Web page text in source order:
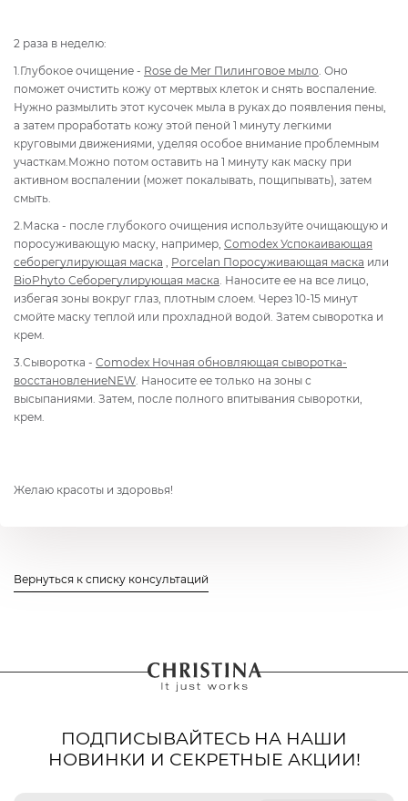
2 раза в неделю:
1.Глубокое очищение - Rose de Mer Пилинговое мыло . Оно
поможет очистить кожу от мертвых клеток и снять воспаление.
Нужно размылить этот кусочек мыла в руках до появления пены,
а затем проработать кожу этой пеной 1 минуту легкими
круговыми движениями, уделяя особое внимание проблемным
участкам.Можно потом оставить на 1 минуту как маску при
активном воспалении (может покалывать, пощипывать), затем
смыть.
2.Маска - после глубокого очищения используйте очищающую и
поросуживающую маску, например, Comodex Успокаивающая
себорегулирующая маска
Porcelan Поросуживающая маска или
BioPhyto Себорегулирующая маска . Наносите ее на все лицо,
избегая зоны вокруг глаз, плотным слоем. Через 10-15 минут
смойте маску теплой или прохладной водой. Затем сыворотка и
крем.
3.Сыворотка - Comodex Ночная обновляющая сыворотка-
восстановлениеNEW . Наносите ее только на зоны с
высыпаниями. Затем, после полного впитывания сыворотки,
крем.
Желаю красоты и здоровья!
Вернуться к списку консультаций
ПОДПИСЫВАЙТЕСЬ НА НАШИ
НОВИНКИ И СЕКРЕТНЫЕ АКЦИИ!